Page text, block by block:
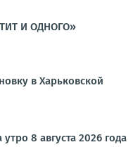
И ОДНОГО»
в Харьковской
8 августа 2026 года